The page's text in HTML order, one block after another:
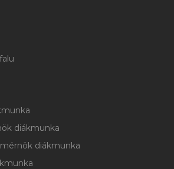
diákmunka
diákmunka